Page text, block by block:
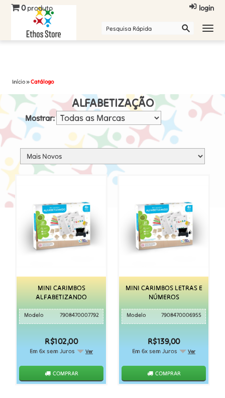
0produto login
Início»Catálogo
ALFABETIZAÇÃO
Mostrar:
MINI CARIMBOS
ALFABETIZANDO
Modelo 7908470007792
R$102,00
Em 6x sem Juros Ver
COMPRAR
MINI CARIMBOS LETRAS E
NÚMEROS
Modelo 7908470006955
R$139,00
Em 6x sem Juros Ver
COMPRAR